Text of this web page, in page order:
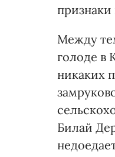
Между
голоде в
никаких
Билай